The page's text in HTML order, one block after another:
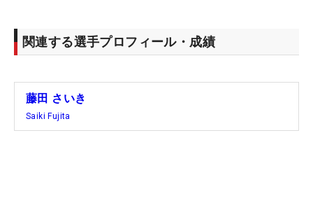
算7勝目がかかる。（文・小高拓）
関連する選手プロフィール・成績
藤田 さいき
Saiki Fujita